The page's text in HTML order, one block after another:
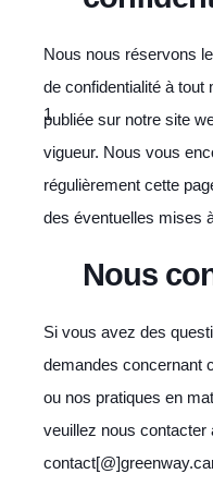
Nous nous réservons
de confidentialité à tout
publiée sur notre site
vigueur. Nous vous
régulièrement cette
des éventuelles mises
Nous
Si vous avez des
demandes concernant
ou nos pratiques en
veuillez nous contacter